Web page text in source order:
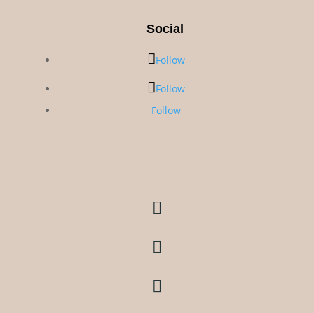
Social
Follow
Follow
Follow


